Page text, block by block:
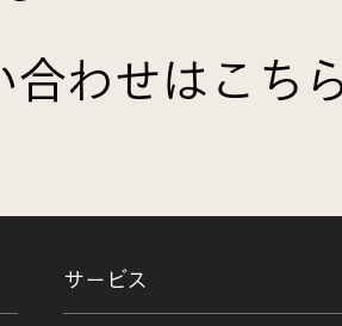
わせはこち
サービス